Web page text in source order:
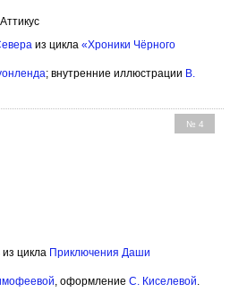
из цикла «Хроники Чёрного
; внутренние иллюстрации В.
№ 4
цикла Приключения Даши
, оформление С. Киселевой.